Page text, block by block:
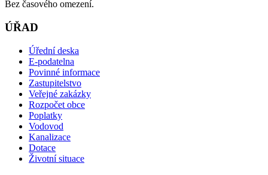
Bez časového omezení.
ÚŘAD
Úřední deska
E-podatelna
Povinné informace
Zastupitelstvo
Veřejné zakázky
Rozpočet obce
Poplatky
Vodovod
Kanalizace
Dotace
Životní situace